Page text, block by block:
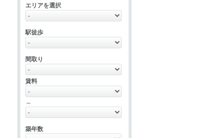
エリアを選択
駅徒歩
間取り
賃料
～
築年数